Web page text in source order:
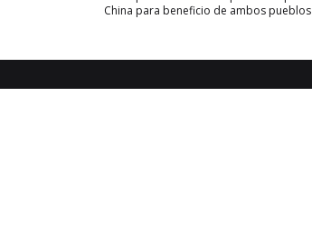
China para beneficio de ambos pueblos